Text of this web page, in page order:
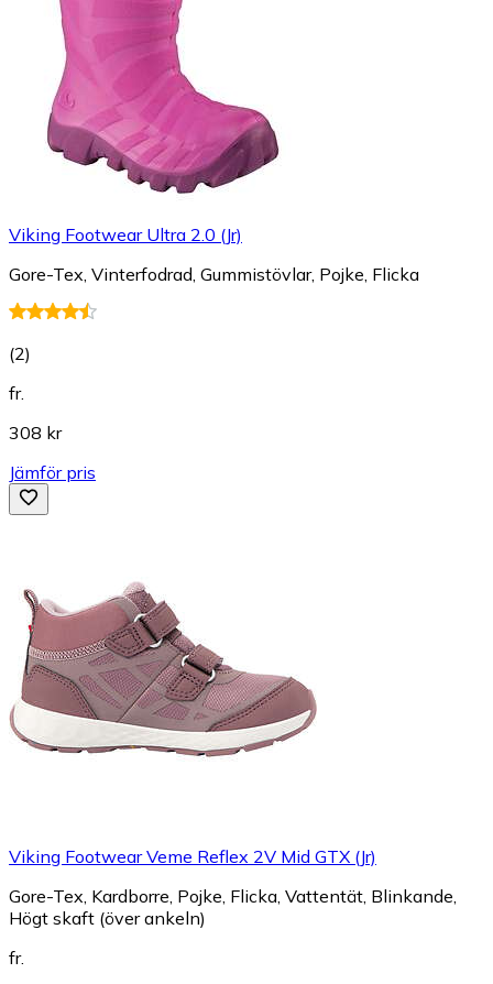
Viking Footwear Ultra 2.0 (Jr)
Gore-Tex, Vinterfodrad, Gummistövlar, Pojke, Flicka
(2)
fr.
308 kr
Jämför pris
Viking Footwear Veme Reflex 2V Mid GTX (Jr)
Gore-Tex, Kardborre, Pojke, Flicka, Vattentät, Blinkande,
Högt skaft (över ankeln)
fr.